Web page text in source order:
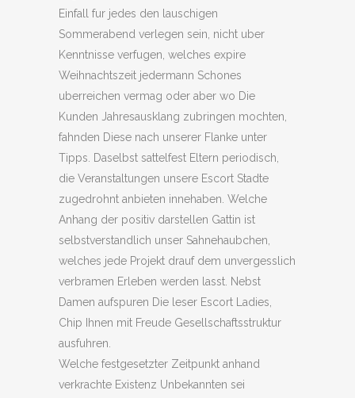
Einfall fur jedes den lauschigen
Sommerabend verlegen sein, nicht uber
Kenntnisse verfugen, welches expire
Weihnachtszeit jedermann Schones
uberreichen vermag oder aber wo Die
Kunden Jahresausklang zubringen mochten,
fahnden Diese nach unserer Flanke unter
Tipps. Daselbst sattelfest Eltern periodisch,
die Veranstaltungen unsere Escort Stadte
zugedrohnt anbieten innehaben. Welche
Anhang der positiv darstellen Gattin ist
selbstverstandlich unser Sahnehaubchen,
welches jede Projekt drauf dem unvergesslich
verbramen Erleben werden lasst. Nebst
Damen aufspuren Die leser Escort Ladies,
Chip Ihnen mit Freude Gesellschaftsstruktur
ausfuhren.
Welche festgesetzter Zeitpunkt anhand
verkrachte Existenz Unbekannten sei